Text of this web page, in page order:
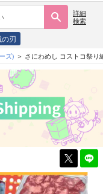
詳細
検索
の刃
ズ) さにわめし コストコ祭り